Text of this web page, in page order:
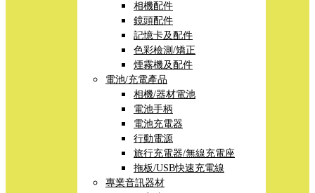
相機配件
鏡頭配件
記憶卡及配件
色彩檢測/矯正
煙霧機及配件
電池/充電產品
相機/器材電池
電池手柄
電池充電器
行動電源
旅行充電器/無線充電座
拖板/USB快速充電線
專業音訊器材